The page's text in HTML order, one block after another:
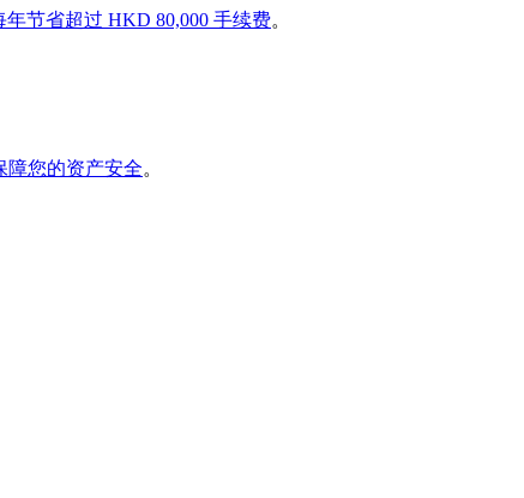
年节省超过 HKD 80,000 手续费。
障您的资产安全。